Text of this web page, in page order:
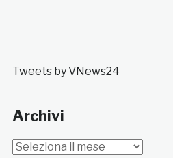
Tweets by VNews24
Archivi
Archivi